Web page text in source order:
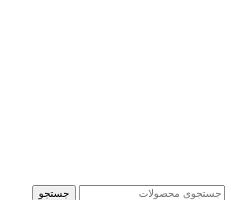
جستجو